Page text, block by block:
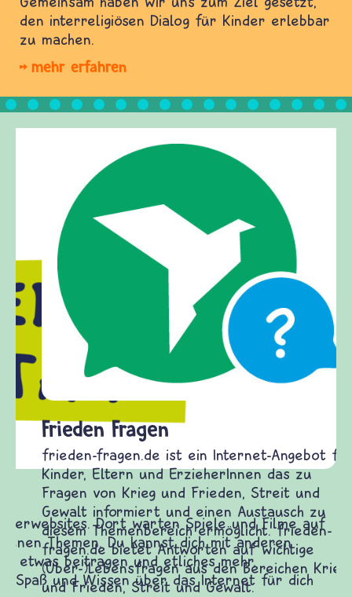
den interreligiösen Dialog für Kinder erlebbar
zu machen.
mehr erfahren
Frieden Fragen
frieden-fragen.de ist ein Internet-Angebot für
Kinder, Eltern und ErzieherInnen das zu
Fragen von Krieg und Frieden, Streit und
Gewalt informiert und einen Austausch zu
diesem Themenbereich ermöglicht. frieden-
fragen.de bietet Antworten auf wichtige
(Über-)Lebensfragen aus den Bereichen Krieg
und Frieden, Streit und Gewalt.